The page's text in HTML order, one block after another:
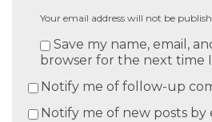
Your email address will not be
Save my name, email,
browser for the next time
Notify me of follow-up
Notify me of new posts by